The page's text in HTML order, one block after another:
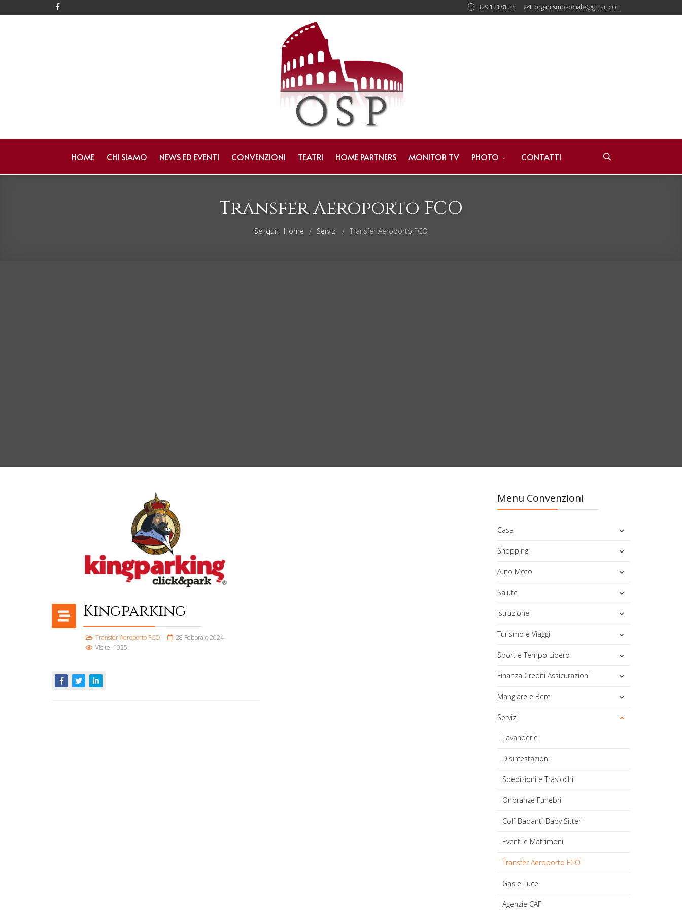
329 1218123 organismosociale@gmail.com
HOME CHI SIAMO NEWS ED EVENTI CONVENZIONI TEATRI HOME PARTNERS MONITOR TV PHOTO CONTATTI
Transfer Aeroporto FCO
Sei qui: Home / Servizi / Transfer Aeroporto FCO
Kingparking
Transfer Aeroporto FCO
28 Febbraio 2024
Visite: 1025
Menu Convenzioni
Casa
Shopping
Auto Moto
Salute
Istruzione
Turismo e Viaggi
Sport e Tempo Libero
Finanza Crediti Assicurazioni
Mangiare e Bere
Servizi
Lavanderie
Disinfestazioni
Spedizioni e Traslochi
Onoranze Funebri
Colf-Badanti-Baby Sitter
Eventi e Matrimoni
Transfer Aeroporto FCO
Gas e Luce
Agenzie CAF